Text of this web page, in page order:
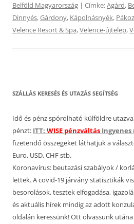
Belföld Magyarország | Címke:Agárd,
Dinnyés,Gárdony, Kápolnásnyék,
Velence Resort & Spa,Velence-újtelep,
SZÁLLÁS KERESÉS ÉS UTAZÁS SEGÍTSÉG
Idő és pénz spórolható külföldre
pénzt: ITT: WISE pénzváltás Ingyenes
fizetendő összegeket láthatjuk a
Euro, USD, CHF stb.
Koronavírus: beutazási szabályok /
lettek. A covid-19 járvány statisztikák
besorolások, tesztek elfogadása,
és aktuális hírek mindig az adott
oldalán keressünk! Ott olvassunk